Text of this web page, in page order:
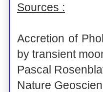
Sources :
Accretion of
by transient
Pascal
Nature